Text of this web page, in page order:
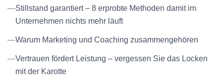
Stillstand garantiert – 8 erprobte Methoden damit im
Unternehmen nichts mehr läuft
Warum Marketing und Coaching zusammengehören
Vertrauen fördert Leistung – vergessen Sie das Locken
mit der Karotte